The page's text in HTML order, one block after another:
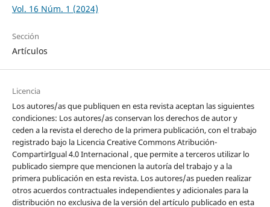
Vol. 16 Núm. 1 (2024)
Sección
Artículos
Licencia
Los autores/as que publiquen en esta revista aceptan las siguientes
condiciones: Los autores/as conservan los derechos de autor y
ceden a la revista el derecho de la primera publicación, con el trabajo
registrado bajo la Licencia Creative Commons Atribución-
CompartirIgual 4.0 Internacional , que permite a terceros utilizar lo
publicado siempre que mencionen la autoría del trabajo y a la
primera publicación en esta revista. Los autores/as pueden realizar
otros acuerdos contractuales independientes y adicionales para la
distribución no exclusiva de la versión del artículo publicado en esta